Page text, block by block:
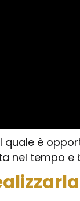
è
nel tempo e